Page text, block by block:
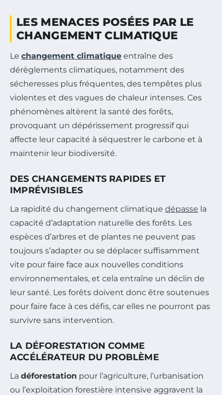
LES MENACES POSÉES PAR LE
CHANGEMENT CLIMATIQUE
Le changement climatique entraîne des
dérèglements climatiques, notamment des
sécheresses plus fréquentes, des tempêtes plus
violentes et des vagues de chaleur intenses. Ces
phénomènes altèrent la santé des forêts,
provoquant un dépérissement progressif qui
affecte leur capacité à séquestrer le carbone et à
maintenir leur biodiversité.
DES CHANGEMENTS RAPIDES ET
IMPRÉVISIBLES
La rapidité du changement climatique dépasse la
capacité d’adaptation naturelle des forêts. Les
espèces d’arbres et de plantes ne peuvent pas
toujours s’adapter ou se déplacer suffisamment
vite pour faire face aux nouvelles conditions
environnementales, et cela entraîne un déclin de
leur santé. Les forêts doivent donc être soutenues
pour faire face à ces défis, car elles ne pourront pas
survivre sans intervention.
LA DÉFORESTATION COMME
ACCÉLÉRATEUR DU PROBLÈME
La déforestation pour l’agriculture, l’urbanisation
ou l’exploitation forestière intensive aggravent la